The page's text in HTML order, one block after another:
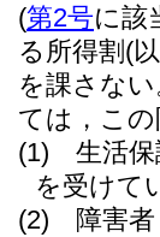
(第2号に該
る所得割 (
を課さな
ては，こ
(1)
生活
を受けて
(2)
障害